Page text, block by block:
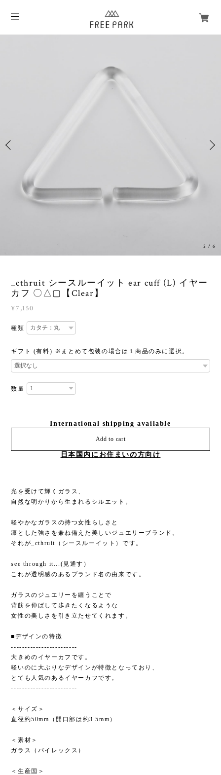
3 /6
_cthruit シースルーイット ear cuff (L) イヤー
カフ 〇△▢【Clear】
¥7,150
種類
ギフト (有料) ※まとめて包装の場合は１商品のみに選択。
数量
International shipping available
Add to cart
日本国内にお住まいの方向け
光を受けて輝くガラス、
自然な明かりから生まれるシルエット。
軽やかなガラスの持つ女性らしさと
凛とした強さを兼ね備えた美しいジュエリーブランド。
それが_cthruit（シースルーイット）です。
see through it...(見通す）
これが透明感のあるブランド名の由来です。
ガラスのジュエリーを纏うことで
背筋を伸ばして歩きたくなるような
女性の美しさを引き立たせてくれます。
■デザインの特徴
------------------------
大きめのイヤーカフです。
軽いのに大ぶりなデザインが特徴となっており、
とても人気のあるイヤーカフです。
------------------------
＜サイズ＞
直径約50mm（開口部は約3.5mm）
＜素材＞
ガラス（パイレックス）
＜生産国＞